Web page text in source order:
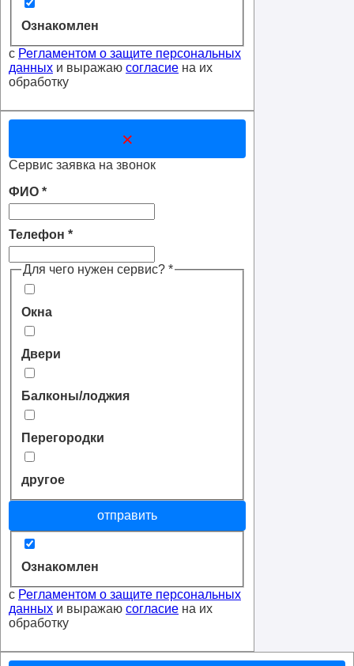
Ознакомлен
с Регламентом о защите персональных
данных и выражаю согласие на их
обработку
×
Сервис заявка на звонок
ФИО *
Телефон *
Для чего нужен сервис? *
Окна
Двери
Балконы/лоджия
Перегородки
другое
отправить
Ознакомлен
с Регламентом о защите персональных
данных и выражаю согласие на их
обработку